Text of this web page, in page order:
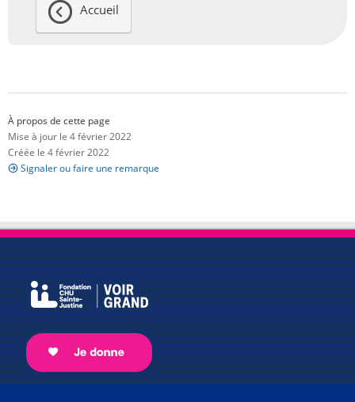
Accueil
À propos de cette page
Mise à jour le 4 février 2022
Créée le 4 février 2022
Signaler ou faire une remarque